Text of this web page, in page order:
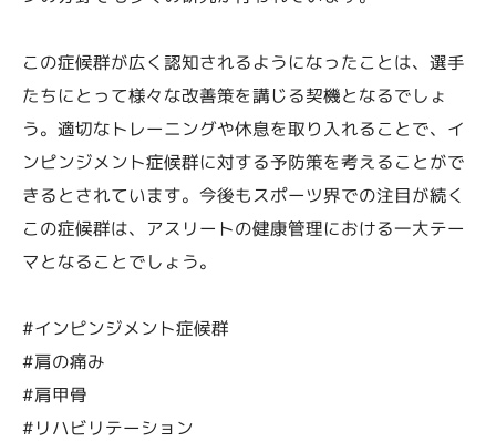
この症候群が広く認知されるようになったことは、選手
たちにとって様々な改善策を講じる契機となるでしょ
う。適切なトレーニングや休息を取り入れることで、イ
ンピンジメント症候群に対する予防策を考えることがで
きるとされています。今後もスポーツ界での注目が続く
この症候群は、アスリートの健康管理における一大テー
マとなることでしょう。
#インピンジメント症候群
#肩の痛み
#肩甲骨
#リハビリテーション